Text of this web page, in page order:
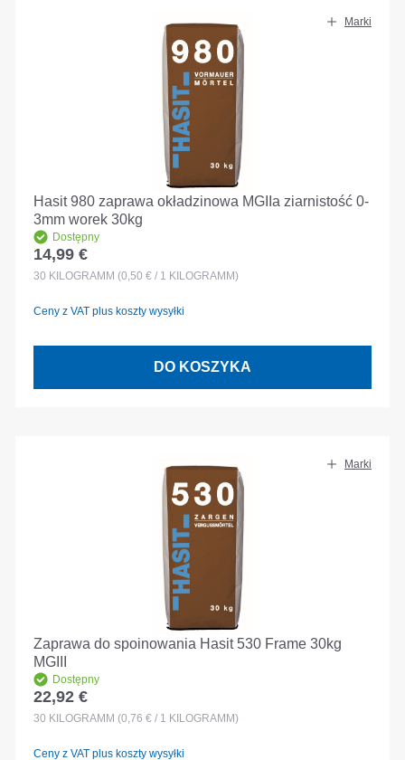
Marki
Hasit 980 zaprawa okładzinowa MGIIa ziarnistość 0-
3mm worek 30kg
Dostępny
Cena regularna:
14,99 €
30 KILOGRAMM (0,50 € / 1 KILOGRAMM)
Ceny z VAT plus koszty wysyłki
DO KOSZYKA
Marki
Zaprawa do spoinowania Hasit 530 Frame 30kg
MGIII
Dostępny
Cena regularna:
22,92 €
30 KILOGRAMM (0,76 € / 1 KILOGRAMM)
Ceny z VAT plus koszty wysyłki